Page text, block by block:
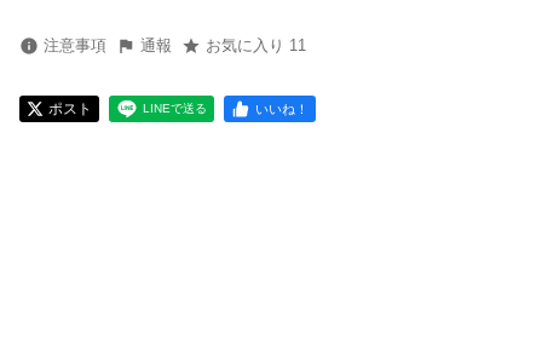
注意事項 通報 お気に入り 11
ポスト LINEで送る いいね！